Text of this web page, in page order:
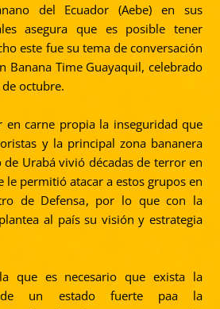
del Ecuador (Aebe) en sus
asegura que es posible tener
este fue su tema de conversación
Banana Time Guayaquil, celebrado
octubre.
en carne propia la inseguridad que
y la principal zona bananera
Urabá vivió décadas de terror en
le permitió atacar a estos grupos en
de Defensa, por lo que con la
al país su visión y estrategia
que es necesario que exista la
de un estado fuerte paa la